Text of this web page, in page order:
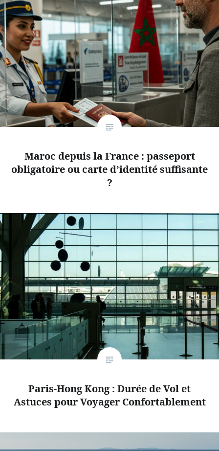
Maroc depuis la France : passeport
obligatoire ou carte d’identité suffisante
?
Paris-Hong Kong : Durée de Vol et
Astuces pour Voyager Confortablement